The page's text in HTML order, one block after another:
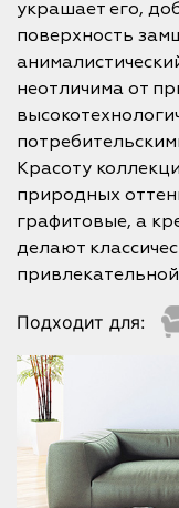
украшает его,
поверхность
неотличима от
Красоту
природных
графитовые, а
делают
Подходит для: